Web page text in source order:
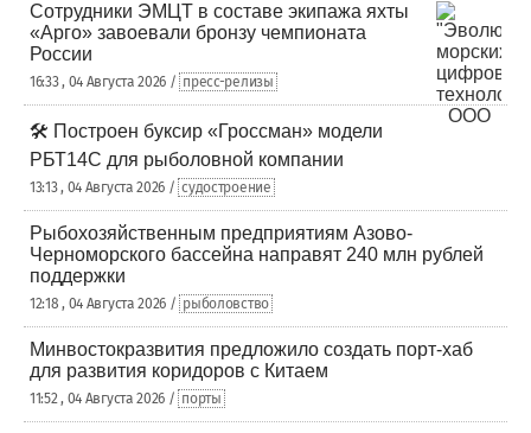
Сотрудники ЭМЦТ в составе экипажа яхты
«Арго» завоевали бронзу чемпионата
России
16:33 , 04 Августа 2026 / пресс-релизы
🛠️ Построен буксир «Гроссман» модели
РБТ14С для рыболовной компании
13:13 , 04 Августа 2026 / судостроение
Рыбохозяйственным предприятиям Азово-
Черноморского бассейна направят 240 млн рублей
поддержки
12:18 , 04 Августа 2026 / рыболовство
Минвостокразвития предложило создать порт-хаб
для развития коридоров с Китаем
11:52 , 04 Августа 2026 / порты